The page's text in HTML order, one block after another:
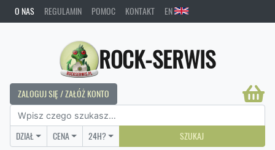
O NAS REGULAMIN POMOC KONTAKT EN
ROCK-SERWIS
ZALOGUJ SIĘ / ZAŁÓŻ KONTO
DZIAŁ CENA 24H? SZUKAJ